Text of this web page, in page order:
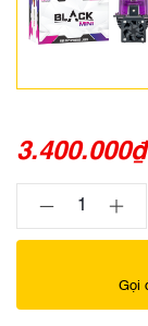
3.400.000₫
Gọi